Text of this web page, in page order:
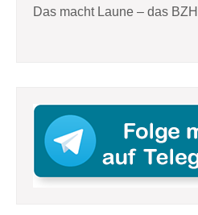
Das macht Laune – das